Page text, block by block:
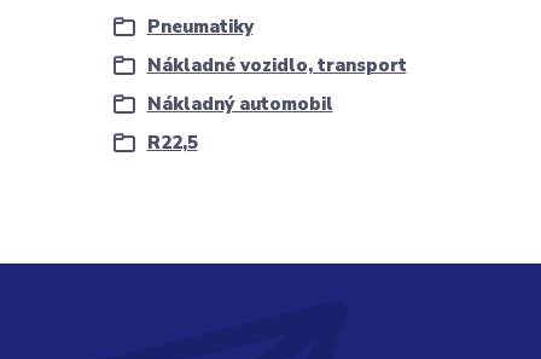
Pneumatiky
Nákladné vozidlo, transport
Nákladný automobil
R22,5